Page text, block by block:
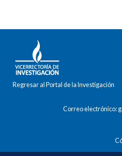
Regresar al Portal de la Investigación
Correo electrónico: